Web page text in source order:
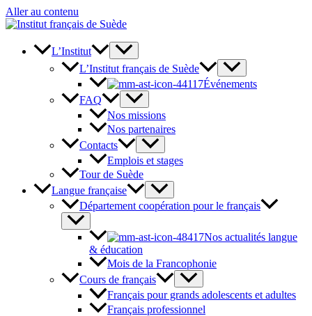
Aller au contenu
L’Institut
L’Institut français de Suède
Événements
FAQ
Nos missions
Nos partenaires
Contacts
Emplois et stages
Tour de Suède
Langue française
Département coopération pour le français
Nos actualités langue
& éducation
Mois de la Francophonie
Cours de français
Français pour grands adolescents et adultes
Français professionnel